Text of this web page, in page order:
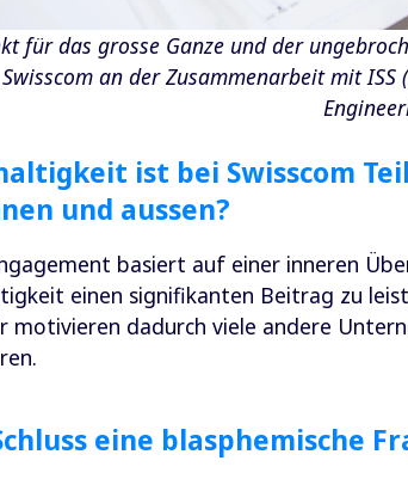
für das grosse Ganze und der
Swisscom an der Zusammenarbeit mit
ist bei Swisscom
und aussen?
basiert auf einer inneren
einen signifikanten Beitrag zu
motivieren dadurch viele andere
eine blasphemische